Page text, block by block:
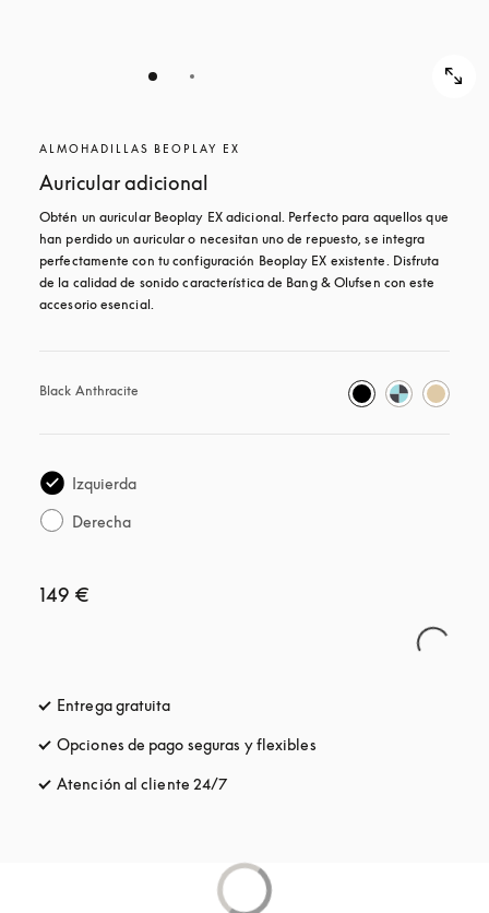
ALMOHADILLAS BEOPLAY EX
Auricular adicional
Obtén un auricular Beoplay EX adicional. Perfecto para aquellos que
han perdido un auricular o necesitan uno de repuesto, se integra
perfectamente con tu configuración Beoplay EX existente. Disfruta
de la calidad de sonido característica de Bang & Olufsen con este
accesorio esencial.
Black Anthracite
Izquierda
Derecha
149 €
Entrega gratuita
Opciones de pago seguras y flexibles
Atención al cliente 24/7